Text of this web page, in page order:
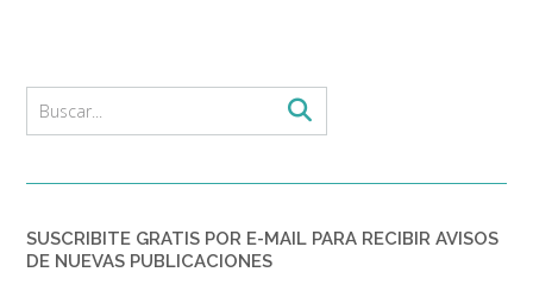
SUSCRIBITE GRATIS POR E-MAIL PARA RECIBIR AVISOS
DE NUEVAS PUBLICACIONES